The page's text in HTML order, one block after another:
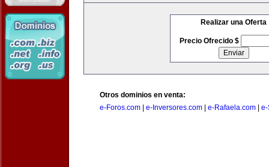
Realizar una Oferta
Precio Ofrecido $
Otros dominios en venta:
e-Foros.com
e-Inversores.com e-Rafaela.com e-